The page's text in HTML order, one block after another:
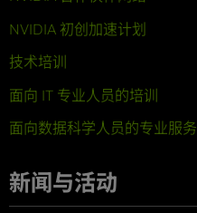
NVIDIA 初创加速计划
技术培训
面向 IT 专业人员的培训
面向数据科学人员的专业服务
新闻与活动